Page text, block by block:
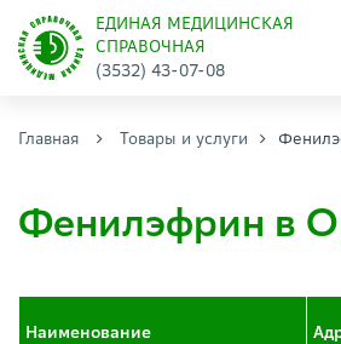
ЕДИНАЯ МЕДИЦИНСКАЯ
СПРАВОЧНАЯ
(3532) 43-07-08
Главная Товары и услуги
Фенилэфрин в
Наименование